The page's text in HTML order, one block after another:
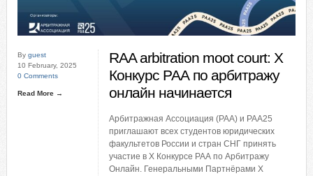
By guest
10 February, 2025
0 Comments
Read More →
RAA arbitration moot court: X
Конкурс РАА по арбитражу
онлайн начинается
Арбитражная Ассоциация (РАА) и РАА25
приглашают всех студентов юридических
факультетов России и стран СНГ принять
участие в X Конкурсе РАА по Арбитражу
Онлайн. Генеральными Партнёрами X